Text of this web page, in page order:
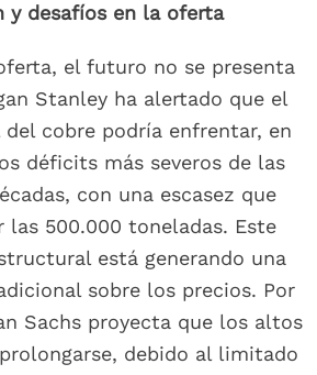
y desafíos en la oferta
el futuro no se presenta
Stanley ha alertado que el
cobre podría enfrentar, en
déficits más severos de las
con una escasez que
las 500.000 toneladas. Este
está generando una
sobre los precios. Por
Sachs proyecta que los altos
debido al limitado